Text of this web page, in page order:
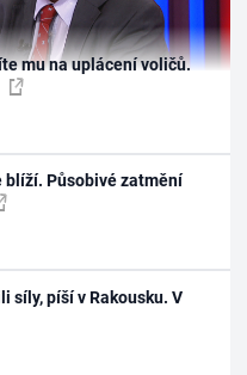
mu na uplácení voličů.
blíží. Působivé zatmění
síly, píší v Rakousku. V